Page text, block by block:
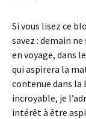
Si vous lisez ce
savez : demain
en voyage, dans
qui aspirera la
contenue dans la
incroyable, je
intérêt à être